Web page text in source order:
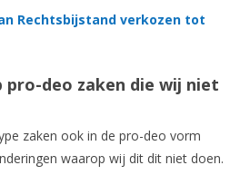
Rechtsbijstand verkozen tot
pro-deo zaken die wij niet
zaken ook in de pro-deo vorm
waarop wij dit dit niet doen.